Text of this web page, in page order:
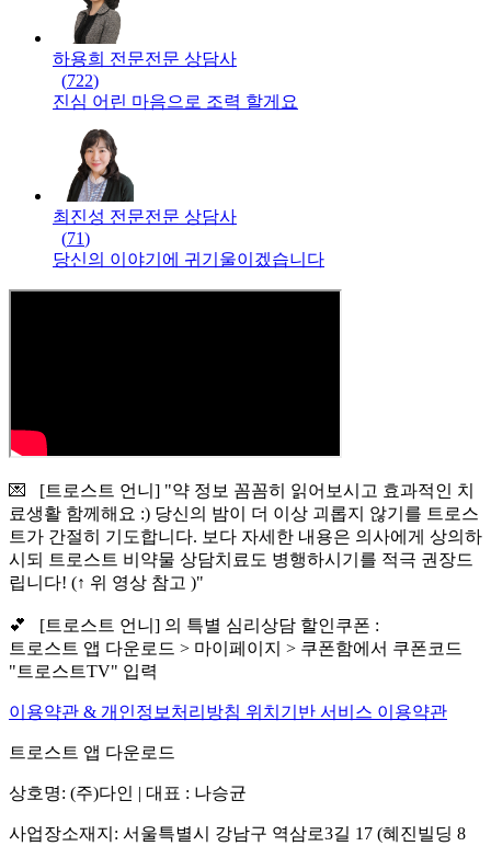
하용희 전문전문 상담사
(722)
진심 어린 마음으로 조력 할게요
최진성 전문전문 상담사
(71)
당신의 이야기에 귀기울이겠습니다
💌 [트로스트 언니] "약 정보 꼼꼼히 읽어보시고 효과적인 치
료생활 함께해요 :) 당신의 밤이 더 이상 괴롭지 않기를 트로스
트가 간절히 기도합니다. 보다 자세한 내용은 의사에게 상의하
시되 트로스트 비약물 상담치료도 병행하시기를 적극 권장드
립니다! (↑ 위 영상 참고 )"
💕 [트로스트 언니] 의 특별 심리상담 할인쿠폰 :
트로스트 앱 다운로드 > 마이페이지 > 쿠폰함에서 쿠폰코드
"트로스트TV" 입력
이용약관 & 개인정보처리방침 위치기반 서비스 이용약관
트로스트 앱 다운로드
상호명: (주)다인 | 대표 : 나승균
사업장소재지: 서울특별시 강남구 역삼로3길 17 (혜진빌딩 8